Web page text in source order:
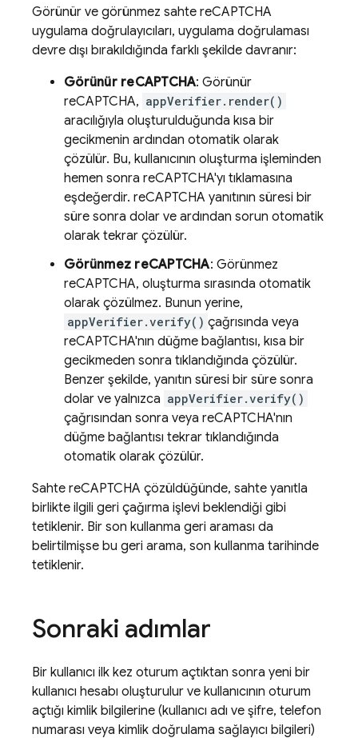
Görünür ve görünmez sahte reCAPTCHA
uygulama doğrulayıcıları, uygulama doğrulaması
devre dışı bırakıldığında farklı şekilde davranır:
Görünür reCAPTCHA: Görünür
reCAPTCHA, appVerifier.render()
aracılığıyla oluşturulduğunda kısa bir
gecikmenin ardından otomatik olarak
çözülür. Bu, kullanıcının oluşturma işleminden
hemen sonra reCAPTCHA'yı tıklamasına
eşdeğerdir. reCAPTCHA yanıtının süresi bir
süre sonra dolar ve ardından sorun otomatik
olarak tekrar çözülür.
Görünmez reCAPTCHA: Görünmez
reCAPTCHA, oluşturma sırasında otomatik
olarak çözülmez. Bunun yerine,
appVerifier.verify() çağrısında veya
reCAPTCHA'nın düğme bağlantısı, kısa bir
gecikmeden sonra tıklandığında çözülür.
Benzer şekilde, yanıtın süresi bir süre sonra
dolar ve yalnızca appVerifier.verify()
çağrısından sonra veya reCAPTCHA'nın
düğme bağlantısı tekrar tıklandığında
otomatik olarak çözülür.
Sahte reCAPTCHA çözüldüğünde, sahte yanıtla
birlikte ilgili geri çağırma işlevi beklendiği gibi
tetiklenir. Bir son kullanma geri araması da
belirtilmişse bu geri arama, son kullanma tarihinde
tetiklenir.
Sonraki adımlar
Bir kullanıcı ilk kez oturum açtıktan sonra yeni bir
kullanıcı hesabı oluşturulur ve kullanıcının oturum
açtığı kimlik bilgilerine (kullanıcı adı ve şifre, telefon
numarası veya kimlik doğrulama sağlayıcı bilgileri)